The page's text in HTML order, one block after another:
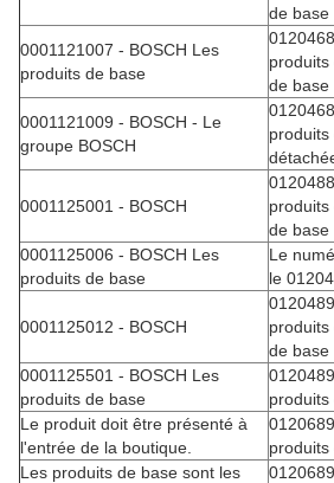
de base
0001121007 - BOSCH Les
produits de base
de base
0001121009 - BOSCH - Le
groupe BOSCH
0001125001 - BOSCH
de base
0001125006 - BOSCH Les
produits de base
Le
le
0001125012 - BOSCH
de base
0001125501 - BOSCH Les
produits de base
produits
Le produit doit être présenté à
l'entrée de la boutique.
produits
Les produits de base sont les